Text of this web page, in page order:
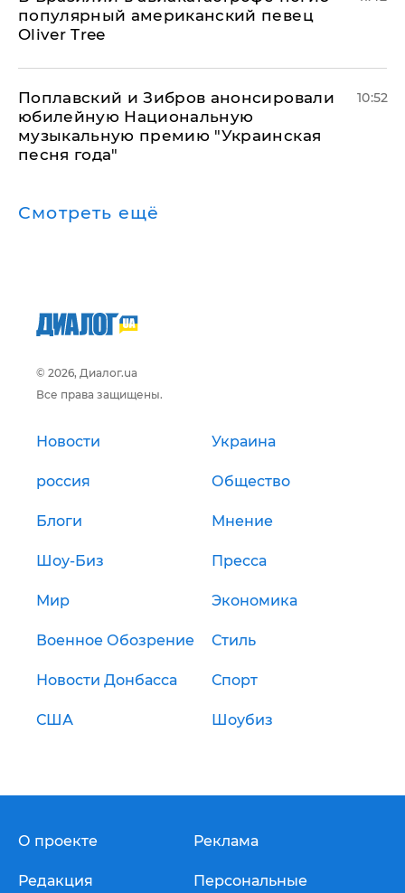
популярный американский певец
Oliver Tree
Поплавский и Зибров анонсировали
юбилейную Национальную
музыкальную премию "Украинская
песня года"
10:52
Смотреть ещё
© 2026, Диалог.ua
Все права защищены.
Новости Украина
россия Общество
Блоги Мнение
Шоу-Биз Пресса
Мир Экономика
Военное Обозрение Стиль
Новости Донбасса Спорт
США Шоубиз
О проекте
Редакция
Реклама
Персональные